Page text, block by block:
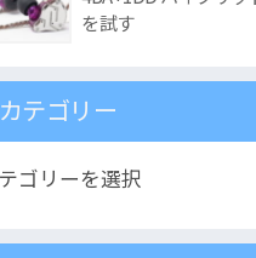
を試す
カテゴリー